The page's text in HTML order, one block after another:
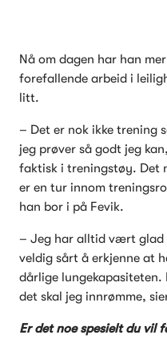
Nå om dagen har han
forefallende arbeid i
litt.
– Det er nok ikke trening
jeg prøver så godt jeg
faktisk i treningstøy. Det
er en tur innom
han bor i på Fevik.
– Jeg har alltid vært glad
veldig sårt å erkjenne at
dårlige lungekapasiteten.
det skal jeg innrømme,
Er det noe spesielt du vil